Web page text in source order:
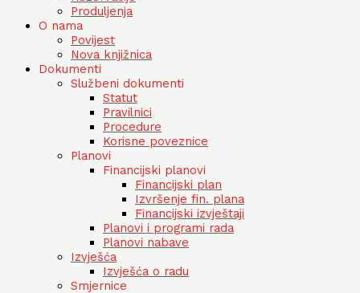
Produljenja
O nama
Povijest
Nova knjižnica
Dokumenti
Službeni dokumenti
Statut
Pravilnici
Procedure
Korisne poveznice
Planovi
Financijski planovi
Financijski plan
Izvršenje fin. plana
Financijski izvještaji
Planovi i programi rada
Planovi nabave
Izvješća
Izvješća o radu
Smjernice